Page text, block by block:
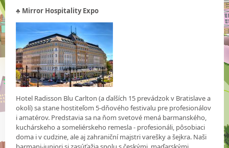
♣ Mirror Hospitality Expo
Hotel Radisson Blu Carlton (a ďalších 15 prevádzok v Bratislave a
okolí) sa stane hostiteľom 5-dňového festivalu pre profesionálov
i amatérov. Predstavia sa na ňom svetové mená barmanského,
kuchárskeho a someliérskeho remesla - profesionáli, pôsobiaci
doma i v cudzine, ale aj zahraniční majstri varešky a šejkra. Naši